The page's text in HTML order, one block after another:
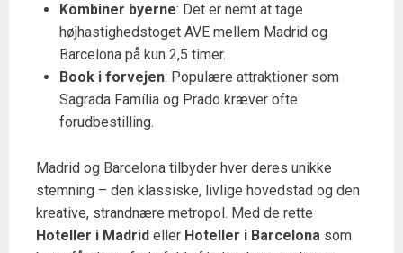
Kombiner byerne: Det er nemt at tage
højhastighedstoget AVE mellem Madrid og
Barcelona på kun 2,5 timer.
Book i forvejen: Populære attraktioner som
Sagrada Família og Prado kræver ofte
forudbestilling.
Madrid og Barcelona tilbyder hver deres unikke
stemning – den klassiske, livlige hovedstad og den
kreative, strandnære metropol. Med de rette
Hoteller i Madrid eller Hoteller i Barcelona som